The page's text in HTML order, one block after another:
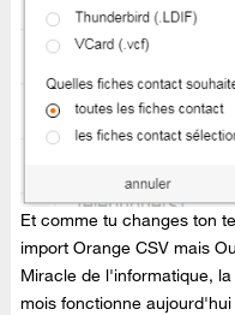
Et comme tu changes ton
import Orange CSV mais
Miracle de l'informatique,
mois fonctionne aujourd'hui